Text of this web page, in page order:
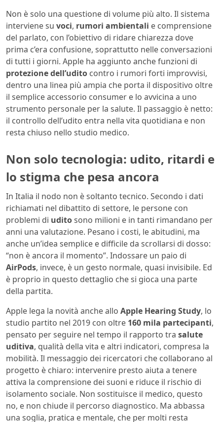
Non è solo una questione di volume più alto. Il sistema
interviene su voci, rumori ambientali e comprensione
del parlato, con l’obiettivo di ridare chiarezza dove
prima c’era confusione, soprattutto nelle conversazioni
di tutti i giorni. Apple ha aggiunto anche funzioni di
protezione dell’udito contro i rumori forti improvvisi,
dentro una linea più ampia che porta il dispositivo oltre
il semplice accessorio consumer e lo avvicina a uno
strumento personale per la salute. Il passaggio è netto:
il controllo dell’udito entra nella vita quotidiana e non
resta chiuso nello studio medico.
Non solo tecnologia: udito, ritardi e
lo stigma che pesa ancora
In Italia il nodo non è soltanto tecnico. Secondo i dati
richiamati nel dibattito di settore, le persone con
problemi di uditosono milioni e in tanti rimandano per
anni una valutazione. Pesano i costi, le abitudini, ma
anche un’idea semplice e difficile da scrollarsi di dosso:
“non è ancora il momento”. Indossare un paio di
AirPods, invece, è un gesto normale, quasi invisibile. Ed
è proprio in questo dettaglio che si gioca una parte
della partita.
Apple lega la novità anche allo Apple Hearing Study, lo
studio partito nel 2019 con oltre 160 mila partecipanti,
pensato per seguire nel tempo il rapporto tra salute
uditiva, qualità della vita e altri indicatori, compresa la
mobilità. Il messaggio dei ricercatori che collaborano al
progetto è chiaro: intervenire presto aiuta a tenere
attiva la comprensione dei suoni e riduce il rischio di
isolamento sociale. Non sostituisce il medico, questo
no, e non chiude il percorso diagnostico. Ma abbassa
una soglia, pratica e mentale, che per molti resta